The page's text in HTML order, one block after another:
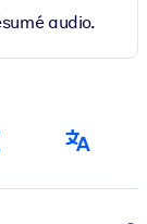
audio.